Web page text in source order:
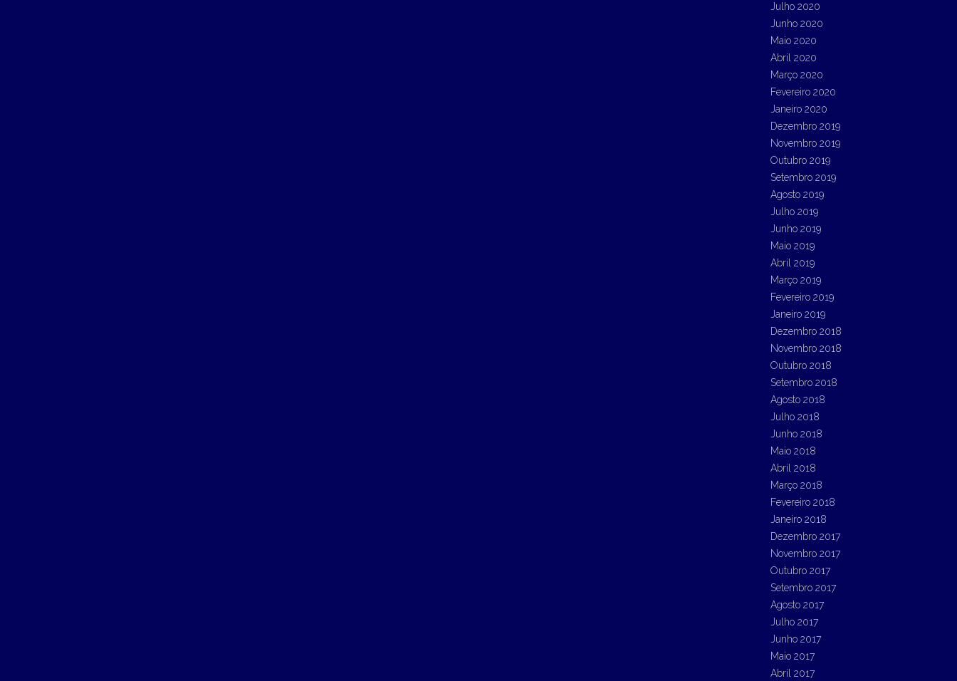
Julho 2020
Junho 2020
Maio 2020
Abril 2020
Março 2020
Fevereiro 2020
Janeiro 2020
Dezembro 2019
Novembro 2019
Outubro 2019
Setembro 2019
Agosto 2019
Julho 2019
Junho 2019
Maio 2019
Abril 2019
Março 2019
Fevereiro 2019
Janeiro 2019
Dezembro 2018
Novembro 2018
Outubro 2018
Setembro 2018
Agosto 2018
Julho 2018
Junho 2018
Maio 2018
Abril 2018
Março 2018
Fevereiro 2018
Janeiro 2018
Dezembro 2017
Novembro 2017
Outubro 2017
Setembro 2017
Agosto 2017
Julho 2017
Junho 2017
Maio 2017
Abril 2017